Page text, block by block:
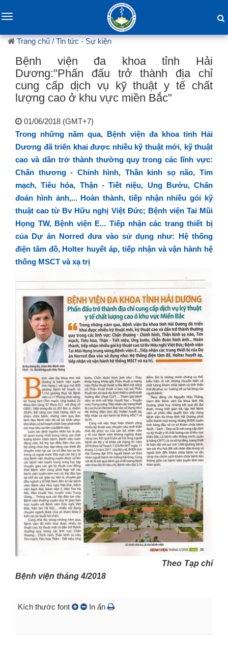
Toggle
Trang chủ/ Tin tức - Sự kiện
Bệnh viện đa khoa tỉnh Hải
Dương:"Phấn đấu trở thành địa chỉ
cung cấp dịch vụ kỹ thuật y tế chất
lượng cao ở khu vực miền Bắc"
01/06/2018 (GMT+7)
Trong những năm qua, Bệnh viện đa khoa tỉnh Hải
Dương đã triển khai được nhiều kỹ thuật mới, kỹ thuật
cao và dần trở thành thường quy trong các lĩnh vực:
Chấn thương - Chỉnh hình, Thần kinh sọ não, Tim
mạch, Tiêu hóa, Thận - Tiết niệu, Ung Bướu, Chẩn
đoán hình ảnh,... Hoàn thành, tiếp nhận nhiều gói kỹ
thuật cao từ Bv Hữu nghị Việt Đức; Bệnh viện Tai Mũi
Họng TW, Bệnh viện E... Tiếp nhận các trang thiết bị
của Dự án Norred đưa vào sử dụng như: Hệ thống
điện tâm đồ, Holter huyết áp, tiếp nhận và vận hành hệ
thống MSCT và xạ trị
Theo Tạp chí
Bệnh viện tháng 4/2018
Kích thước font In ấn